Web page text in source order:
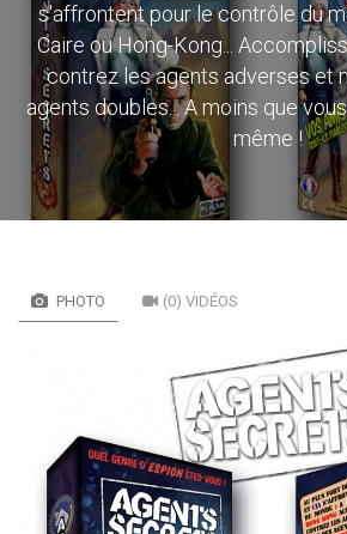
s'affrontent pour le contrôle du
Caire ou Hong-Kong...
contrez les agents adverses et
agents doubles... A moins que
même !
PHOTO (0) VIDÉOS